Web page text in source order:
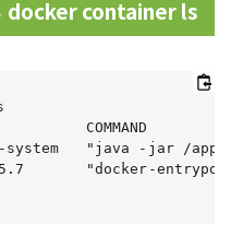
docker container ls
system   "java -jar /